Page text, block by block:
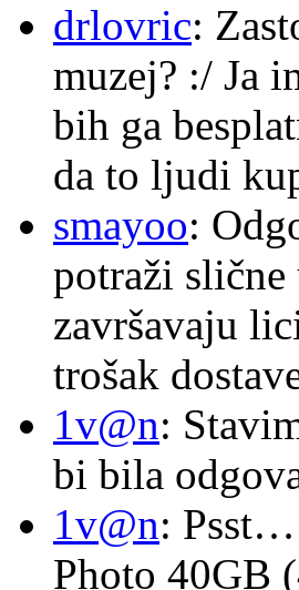
drlovric:
muzej? :/ Ja
bih ga
da to ljudi
smayoo:
potraži slične
završavaju
trošak
1v@n:
bi bila
1v@n: Psst…
Photo 40GB